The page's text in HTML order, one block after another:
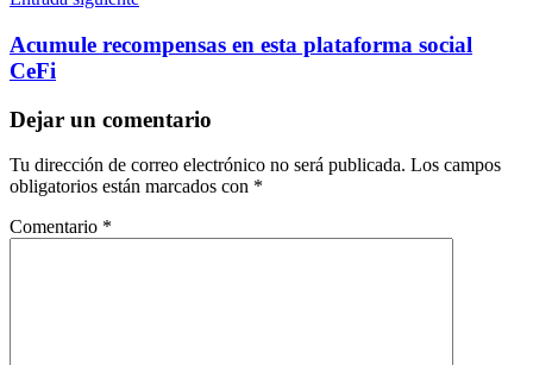
Acumule recompensas en esta plataforma social
CeFi
Dejar un comentario
Tu dirección de correo electrónico no será publicada. Los campos
obligatorios están marcados con *
Comentario *